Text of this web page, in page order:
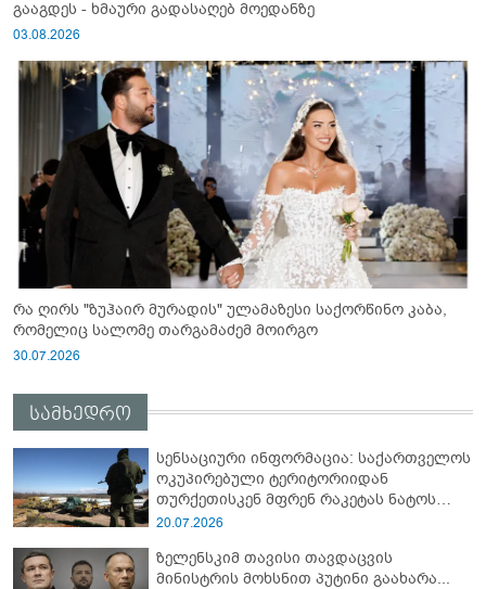
გააგდეს - ხმაური გადასაღებ მოედანზე
03.08.2026
რა ღირს "ზუჰაირ მურადის" ულამაზესი საქორწინო კაბა,
რომელიც სალომე თარგამაძემ მოირგო
30.07.2026
სამხედრო
სენსაციური ინფორმაცია: საქართველოს
ოკუპირებული ტერიტორიიდან
თურქეთისკენ მფრენ რაკეტას ნატოს
სამიტი კინაღამ ჩაუშლია
20.07.2026
ზელენსკიმ თავისი თავდაცვის
მინისტრის მოხსნით პუტინი გაახარა...